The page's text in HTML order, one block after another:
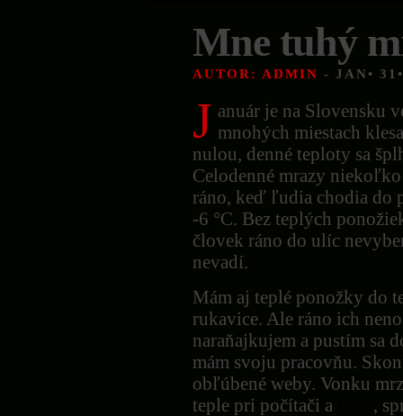
Mne tuhý
AUTOR: ADMIN - JAN•
J anuár je na Slovensku
mnohých miestach
nulou, denné teploty sa
Celodenné mrazy
ráno, keď ľudia chodia do
-6 °C. Bez teplých
človek ráno do ulíc
nevadí.
Mám aj teplé ponožky do
rukavice. Ale ráno ich
naraňajkujem a pustím sa
mám svoju pracovňu.
obľúbené weby. Vonku
teple pri počítači a
,